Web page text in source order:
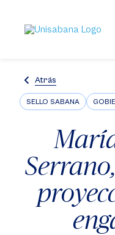
contenido
principal
Atrás
SELLO SABANA